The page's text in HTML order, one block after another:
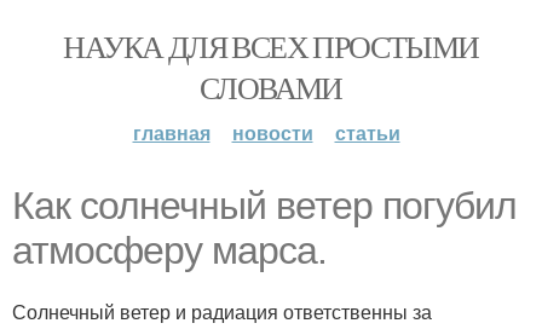
НАУКА ДЛЯ ВСЕХ ПРОСТЫМИ
СЛОВАМИ
главная новости статьи
Как солнечный ветер погубил
атмосферу марса.
Солнечный ветер и радиация ответственны за